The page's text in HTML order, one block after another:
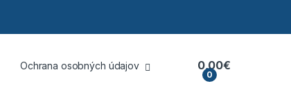
Ochrana osobných údajov
0
0,00€